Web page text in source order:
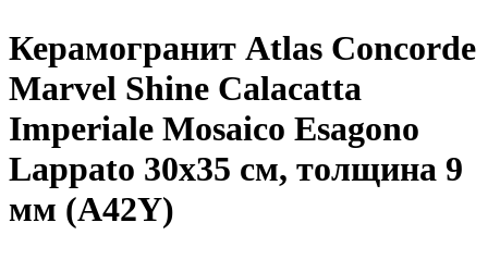
Керамогранит Atlas Concorde
Marvel Shine Calacatta
Imperiale Mosaico Esagono
Lappato 30x35 см, толщина 9
мм (A42Y)